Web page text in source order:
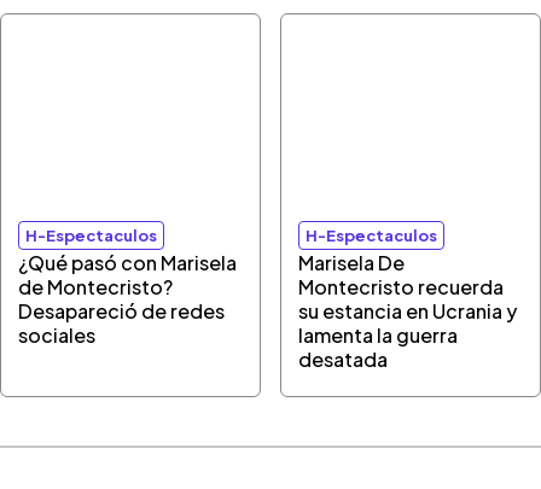
H-Espectaculos
¿Qué pasó con Marisela
de Montecristo?
Desapareció de redes
sociales
H-Espectaculos
Marisela De
Montecristo recuerda
su estancia en Ucrania y
lamenta la guerra
desatada